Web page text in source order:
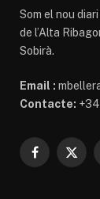
Som el nou
de l’Alta
Sobirà.
Email :
Contacte:
Facebook
X